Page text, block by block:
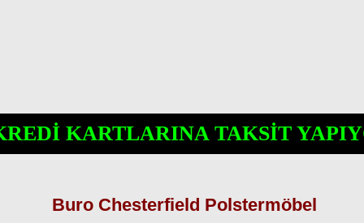
KARTLARINA TAKSİT
Buro Chesterfield Polstermöbel